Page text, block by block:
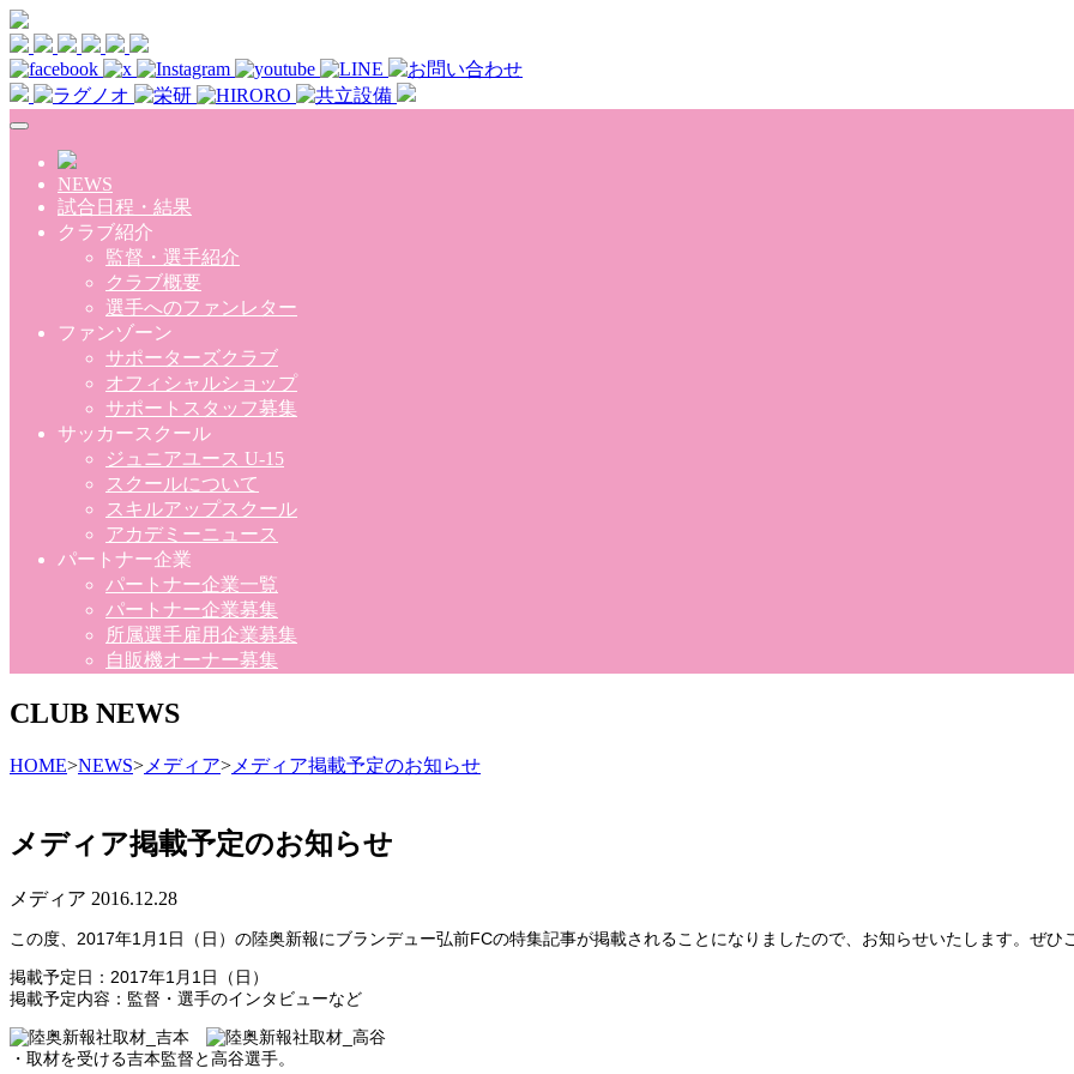
Skip to main content
NEWS
試合日程・結果
クラブ紹介
監督・選手紹介
クラブ概要
選手へのファンレター
ファンゾーン
サポーターズクラブ
オフィシャルショップ
サポートスタッフ募集
サッカースクール
ジュニアユース U-15
スクールについて
スキルアップスクール
アカデミーニュース
パートナー企業
パートナー企業一覧
パートナー企業募集
所属選手雇用企業募集
自販機オーナー募集
CLUB NEWS
HOME>NEWS> メディア> メディア掲載予定のお知らせ
メディア掲載予定のお知らせ
メディア 2016.12.28
この度、2017年1月1日（日）の陸奥新報にブランデュー弘前FCの特集記事が掲載されることになりましたので、お知らせいたします。ぜひ
掲載予定日：2017年1月1日（日）
掲載予定内容：監督・選手のインタビューなど
・取材を受ける吉本監督と高谷選手。